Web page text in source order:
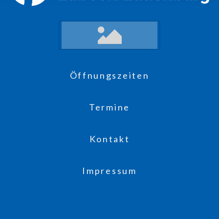
Öffnungszeiten
Termine
Kontakt
Impressum